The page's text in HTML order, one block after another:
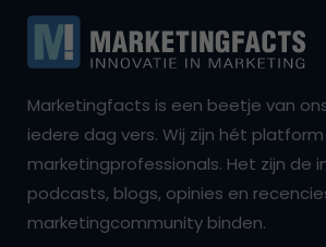
Marketingfacts is een beetje van
iedere dag vers. Wij zijn hét
marketingprofessionals. Het zijn de
podcasts, blogs, opinies en
marketingcommunity binden.